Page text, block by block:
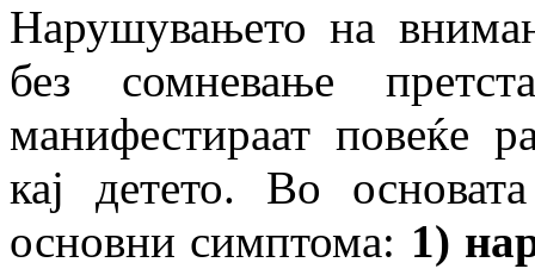
Нарушувањето на
без сомневање
манифестираат повеќе
кај детето. Во
основни симптома: 1)